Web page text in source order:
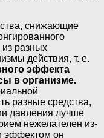
снижающие
разных
действия, т. е.
эффекта
в организме.
разные средства,
давления лучше
нежелателен из-
эффектом он